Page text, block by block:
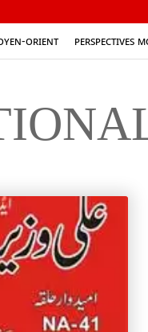
Orient Perspectives